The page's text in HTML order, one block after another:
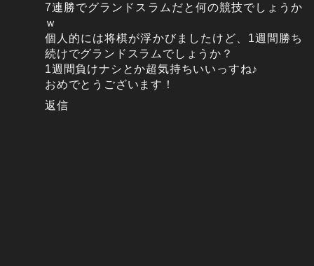
7連勝でグランドスラムだと何の競技でしょうか
ｗ
個人的には将棋が浮かびましたけど、1週間勝ち
続けでグランドスラムでしょうか？
1週間負けナシとか超気持ちいいっすね♪
おめでとうございます！
返信